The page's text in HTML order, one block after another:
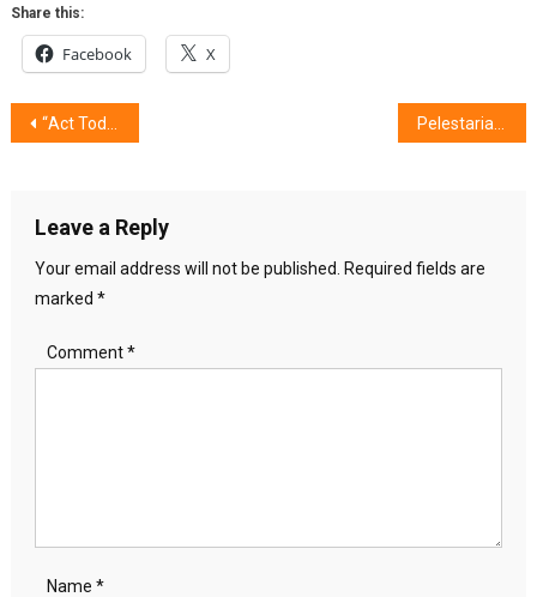
Share this:
Facebook X
Post
“Act Today for Our Tomorrow”, Peduli Perubahan Iklim
Leave a Reply
Your email address will not be published.
Required fields are
marked *
Comment*
Name *